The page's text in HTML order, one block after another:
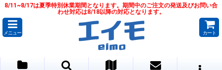
8/11~8/17は夏季特別休業期間となります。期間中のご注文の発送及びお問い合
わせ対応は8/18以降の対応となります。
メニュー カート